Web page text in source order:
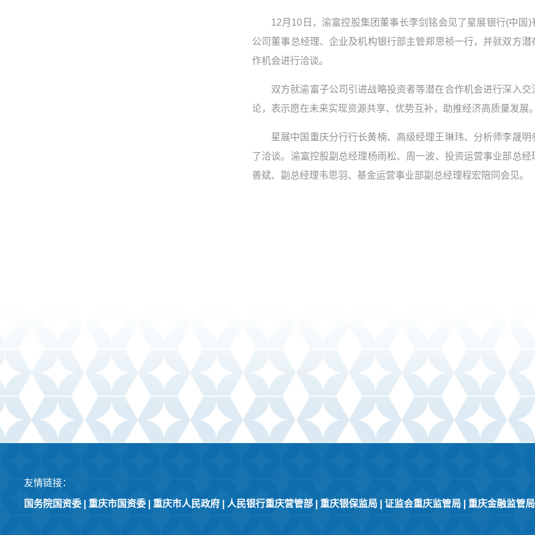
12月10日，渝富控股集团董事长李剑铭会见了星展银行(中国)
公司董事总经理、企业及机构银行部主管郑思祯一行，并就双方潜
作机会进行洽谈。
双方就渝富子公司引进战略投资者等潜在合作机会进行深入交
论，表示愿在未来实现资源共享、优势互补，助推经济高质量发展。
星展中国重庆分行行长黄楠、高级经理王琳玮、分析师李晟明
了洽谈。渝富控股副总经理杨雨松、周一波、投资运营事业部总经
善斌、副总经理韦思羽、基金运营事业部副总经理程宏陪同会见。
友情链接：
国务院国资委 重庆市国资委 重庆市人民政府 人民银行重庆营管部 重庆银保监局 证监会重庆监管局 重庆金融监管局